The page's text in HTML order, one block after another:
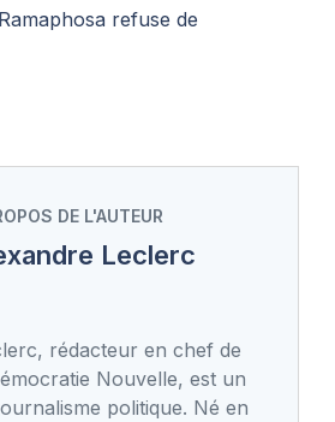
refuse de
DE L'AUTEUR
Leclerc
rédacteur en chef de
Nouvelle, est un
politique. Né en